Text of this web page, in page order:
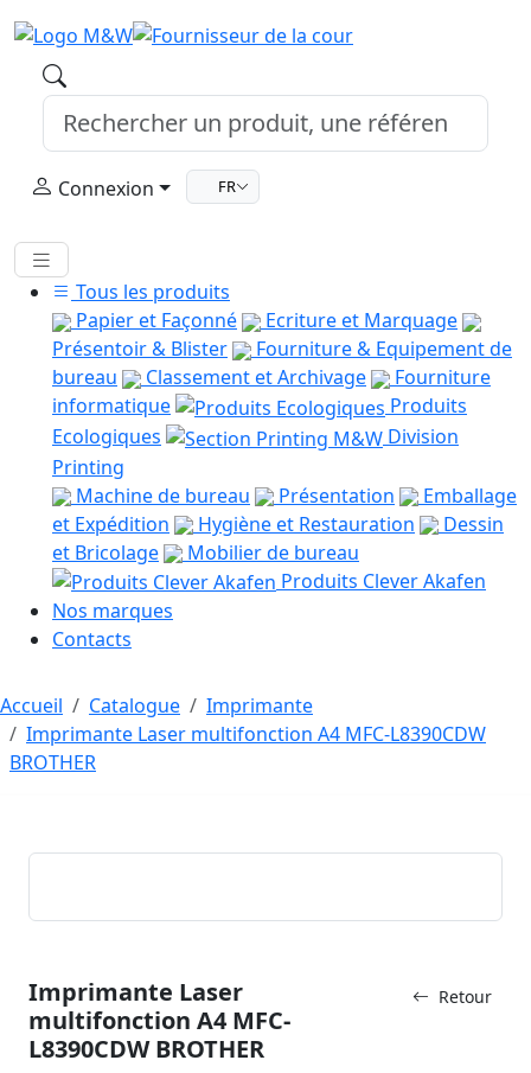
Connexion FR
Tous les produits
Papier et Façonné
Ecriture et Marquage
Présentoir & Blister
Fourniture & Equipement de
bureau
Classement et Archivage
Fourniture
informatique
Produits
Ecologiques
Division
Printing
Machine de bureau
Présentation
Emballage
et Expédition
Hygiène et Restauration
Dessin
et Bricolage
Mobilier de bureau
Produits Clever Akafen
Nos marques
Contacts
Accueil Catalogue
Imprimante
Imprimante Laser multifonction A4 MFC-L8390CDW
BROTHER
Retour
Imprimante Laser
multifonction A4 MFC-
L8390CDW BROTHER